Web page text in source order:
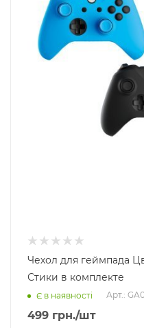
Чехол для геймпада
Стики в комплекте
Є в наявності Арт.:
499 грн./шт